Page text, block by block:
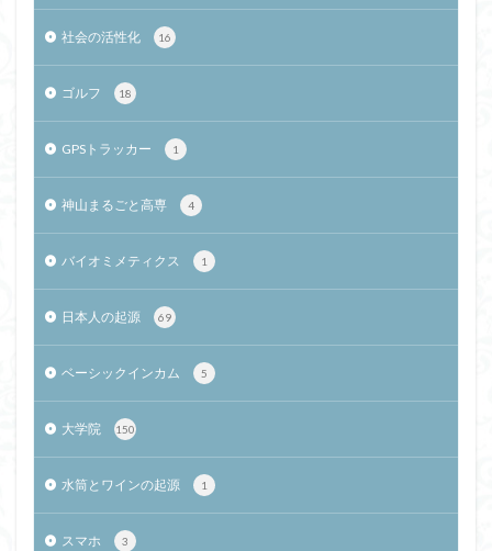
社会の活性化 16
ゴルフ 18
GPSトラッカー 1
神山まるごと高専 4
バイオミメティクス 1
日本人の起源 69
ベーシックインカム 5
大学院 150
水筒とワインの起源 1
スマホ 3